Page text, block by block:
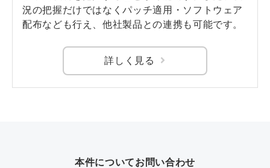
況の把握だけではなくパッチ適用・ソフトウェア
配布なども行え、他社製品との連携も可能です。
詳しく見る
本件についてお問い合わせ